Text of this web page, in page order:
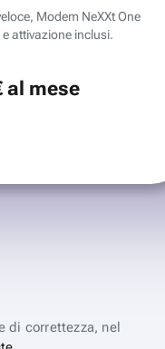
Modem NeXXt One
e attivazione inclusi.
al mese
di correttezza, nel